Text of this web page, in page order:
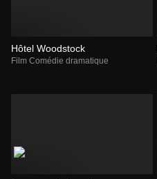
Hôtel Woodstock
Film Comédie dramatique